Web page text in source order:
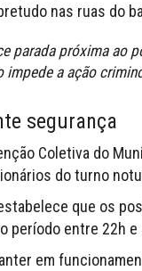
nas ruas do
parada próxima ao
impede a ação
segurança
Coletiva do
do turno
que os
período entre 22h e
em